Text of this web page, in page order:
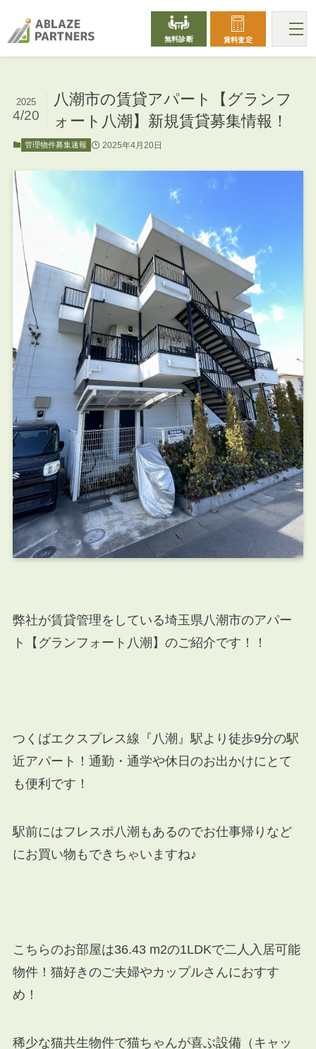
無料診断 賃料査定
八潮市の賃貸アパート【グランフ
ォート八潮】新規賃貸募集情報！
2025
4/20
管理物件募集速報 2025年4月20日
弊社が賃貸管理をしている埼玉県八潮市のアパー
ト【グランフォート八潮】のご紹介です！！
つくばエクスプレス線『八潮』駅より徒歩9分の駅
近アパート！通勤・通学や休日のお出かけにとて
も便利です！
駅前にはフレスポ八潮もあるのでお仕事帰りなど
にお買い物もできちゃいますね♪
こちらのお部屋は36.43 m2の1LDKで二人入居可能
物件！猫好きのご夫婦やカップルさんにおすす
め！
稀少な猫共生物件で猫ちゃんが喜ぶ設備（キャッ